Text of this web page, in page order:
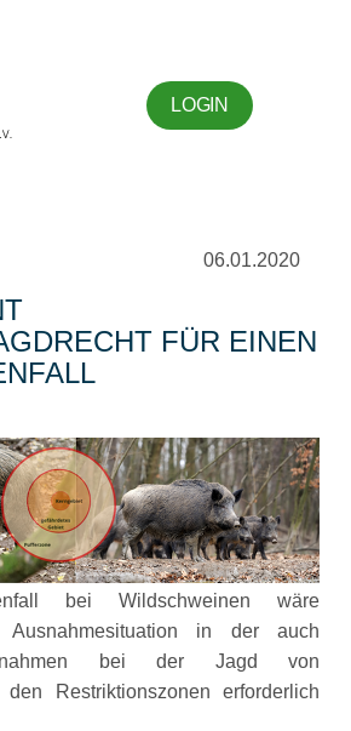
LOGIN
06.01.2020
FÜR EINEN
bei Wildschweinen wäre
Ausnahmesituation in der auch
bei der Jagd von
Restriktionszonen erforderlich